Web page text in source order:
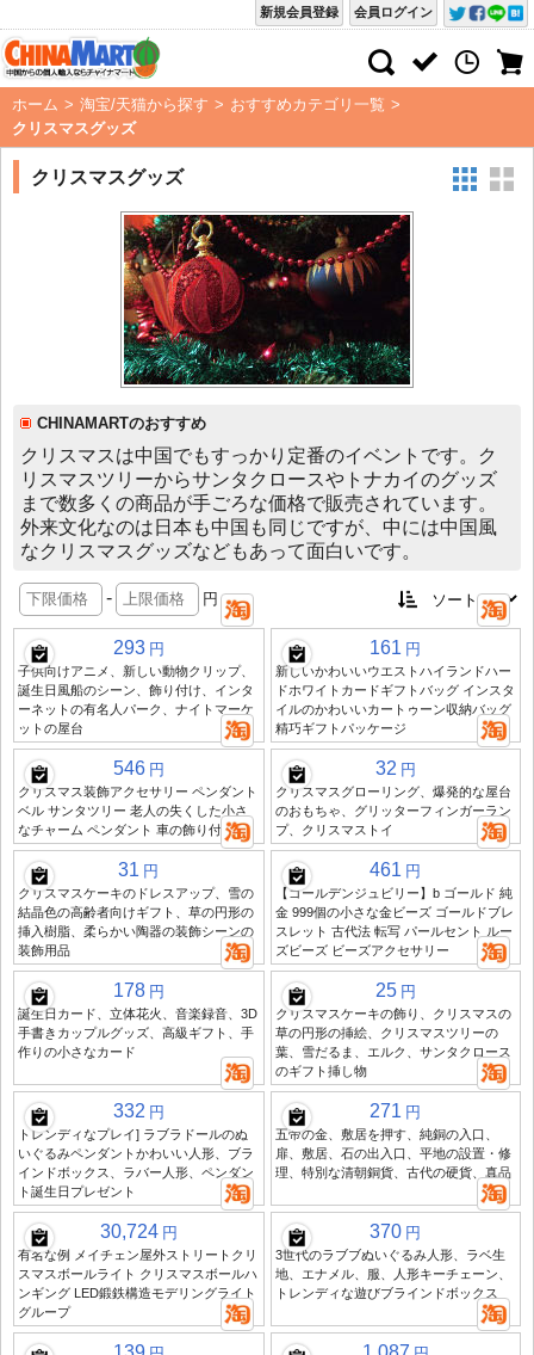
会員ログイン
新規会員登録
ホーム > 淘宝/天猫から探す > おすすめカテゴリ一覧 >
クリスマスグッズ
クリスマスグッズ
CHINAMARTのおすすめ
クリスマスは中国でもすっかり定番のイベントです。ク
リスマスツリーからサンタクロースやトナカイのグッズ
まで数多くの商品が手ごろな価格で販売されています。
外来文化なのは日本も中国も同じですが、中には中国風
なクリスマスグッズなどもあって面白いです。
- 円
293 円
子供向けアニメ、新しい動物クリップ、
誕生日風船のシーン、飾り付け、インタ
ーネットの有名人パーク、ナイトマーケ
ットの屋台
161 円
新しいかわいいウエストハイランドハー
ドホワイトカードギフトバッグ インスタ
イルのかわいいカートゥーン収納バッグ
精巧ギフトパッケージ
546 円
クリスマス装飾アクセサリー ペンダント
ベル サンタツリー 老人の失くした小さ
なチャーム ペンダント 車の飾り付け
32 円
クリスマスグローリング、爆発的な屋台
のおもちゃ、グリッターフィンガーラン
プ、クリスマストイ
31 円
クリスマスケーキのドレスアップ、雪の
結晶色の高齢者向けギフト、草の円形の
挿入樹脂、柔らかい陶器の装飾シーンの
装飾用品
461 円
【ゴールデンジュビリー】b ゴールド 純
金 999個の小さな金ビーズ ゴールドブレ
スレット 古代法 転写 パールセント ルー
ズビーズ ビーズアクセサリー
178 円
誕生日カード、立体花火、音楽録音、3D
手書きカップルグッズ、高級ギフト、手
作りの小さなカード
25 円
クリスマスケーキの飾り、クリスマスの
草の円形の挿絵、クリスマスツリーの
葉、雪だるま、エルク、サンタクロース
のギフト挿し物
332 円
トレンディなプレイ] ラブラドールのぬ
いぐるみペンダントかわいい人形、ブラ
インドボックス、ラバー人形、ペンダン
ト誕生日プレゼント
271 円
五帝の金、敷居を押す、純銅の入口、
扉、敷居、石の出入口、平地の設置・修
理、特別な清朝銅貨、古代の硬貨、真品
30,724 円
有名な例 メイチェン屋外ストリートクリ
スマスボールライト クリスマスボールハ
ンギング LED鍛鉄構造モデリングライト
グループ
370 円
3世代のラブブぬいぐるみ人形、ラベ生
地、エナメル、服、人形キーチェーン、
トレンディな遊びブラインドボックス